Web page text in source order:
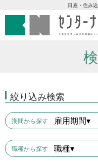
センター日雇・住み
急募現金求人
急募契約求人
高齢者活躍
LINE応募可求
はじめての
事業主の皆
絞り込み検索
期間から探す 雇用期間▾
職種から探す 職種▾